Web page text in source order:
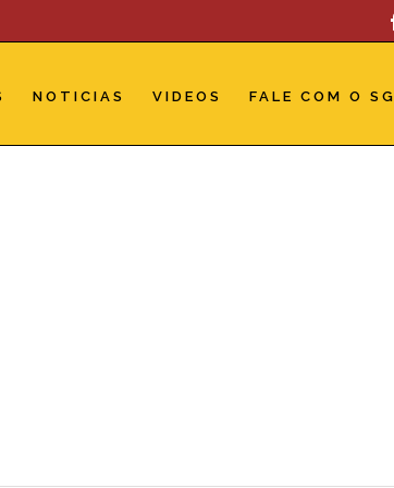
NOTICIAS VIDEOS FALE COM O SG